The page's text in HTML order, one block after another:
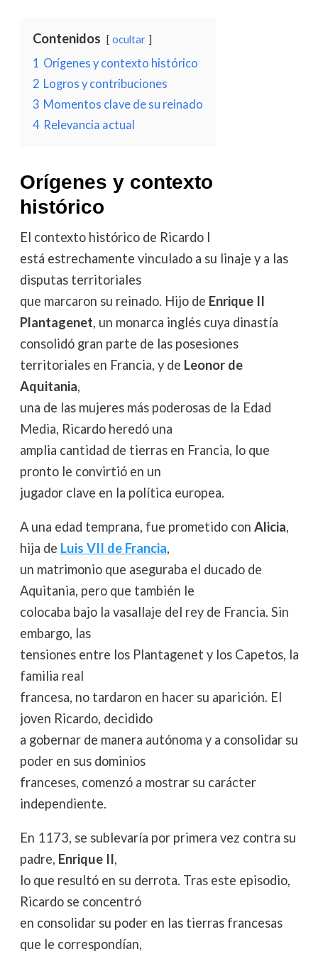
Contenidos ocultar
1 Orígenes y contexto histórico
2 Logros y contribuciones
3 Momentos clave de su reinado
4 Relevancia actual
Orígenes y contexto
histórico
El contexto histórico de Ricardo I
está estrechamente vinculado a su linaje y a las
disputas territoriales
que marcaron su reinado. Hijo de Enrique II
Plantagenet, un monarca inglés cuya dinastía
consolidó gran parte de las posesiones
territoriales en Francia, y de Leonor de
Aquitania,
una de las mujeres más poderosas de la Edad
Media, Ricardo heredó una
amplia cantidad de tierras en Francia, lo que
pronto le convirtió en un
jugador clave en la política europea.
A una edad temprana, fue prometido con Alicia,
hija de Luis VII de Francia,
un matrimonio que aseguraba el ducado de
Aquitania, pero que también le
colocaba bajo la vasallaje del rey de Francia. Sin
embargo, las
tensiones entre los Plantagenet y los Capetos, la
familia real
francesa, no tardaron en hacer su aparición. El
joven Ricardo, decidido
a gobernar de manera autónoma y a consolidar su
poder en sus dominios
franceses, comenzó a mostrar su carácter
independiente.
En 1173, se sublevaría por primera vez contra su
padre, Enrique II,
lo que resultó en su derrota. Tras este episodio,
Ricardo se concentró
en consolidar su poder en las tierras francesas
que le correspondían,